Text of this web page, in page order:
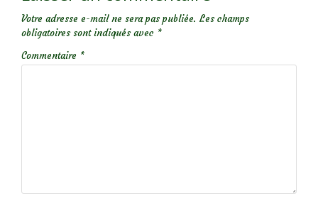
Votre adresse e-mail ne sera pas publiée. Les champs
obligatoires sont indiqués avec *
Commentaire *